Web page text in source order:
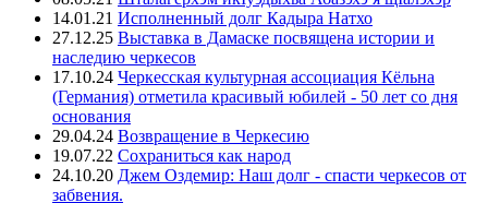
14.01.21 Исполненный долг Кадыра Натхо
27.12.25 Выставка в Дамаске посвящена истории и
наследию черкесов
17.10.24 Черкесская культурная ассоциация Кёльна
(Германия) отметила красивый юбилей - 50 лет со дня
основания
29.04.24 Возвращение в Черкесию
19.07.22 Сохраниться как народ
24.10.20 Джем Оздемир: Наш долг - спасти черкесов от
забвения.